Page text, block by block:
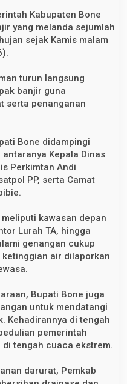
Kabupaten Bone
yang melanda sejumlah
sejak Kamis malam
turun langsung
banjir guna
serta penanganan
Bone didampingi
Kepala Dinas
Perkimtan Andi
PP, serta Camat
kawasan depan
Lurah TA, hingga
genangan cukup
air dilaporkan
Bupati Bone juga
untuk mendatangi
Kehadirannya di tengah
pemerintah
tengah cuaca ekstrem.
darurat, Pemkab